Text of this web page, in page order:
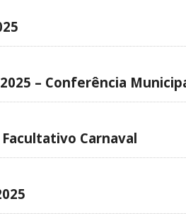
– Conferência
Carnaval